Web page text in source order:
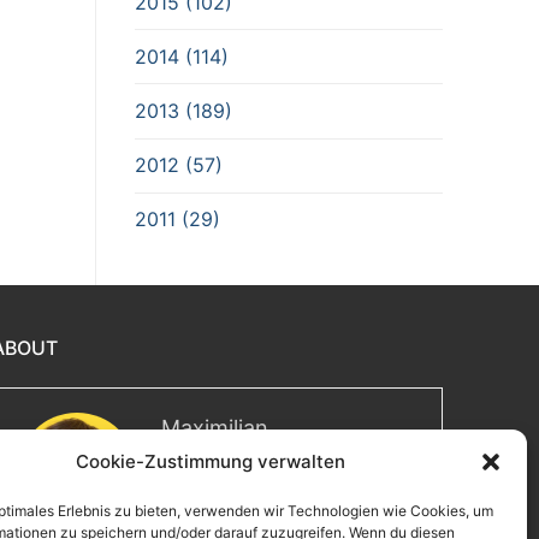
Cookie-Zustimmung verwalten
Erlebnis zu bieten, verwenden wir Technologien wie Cookies, um
zu speichern und/oder darauf zuzugreifen. Wenn du diesen
2014 (114)
2013 (189)
2012 (57)
2011 (29)
Maximilian
Herzlich willkommen! Ich bin
15 Jahren Berufserfahrung. Hier